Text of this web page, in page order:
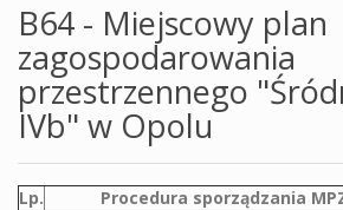
B64 - Miejscowy plan
zagospodarowania
przestrzennego
IVb" w Opolu
Lp. Procedura sporządzania